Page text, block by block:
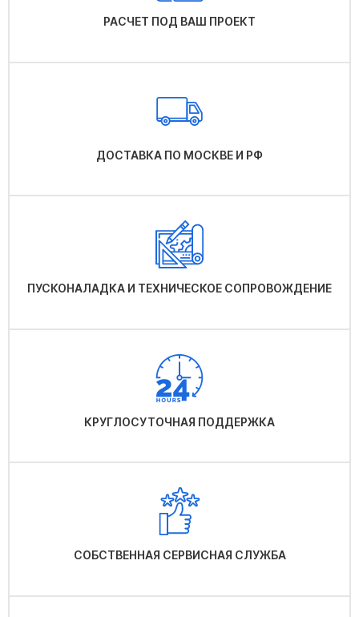
РАСЧЕТ ПОД ВАШ ПРОЕКТ
ДОСТАВКА ПО МОСКВЕ И РФ
ПУСКОНАЛАДКА И ТЕХНИЧЕСКОЕ СОПРОВОЖДЕНИЕ
КРУГЛОСУТОЧНАЯ ПОДДЕРЖКА
СОБСТВЕННАЯ СЕРВИСНАЯ СЛУЖБА